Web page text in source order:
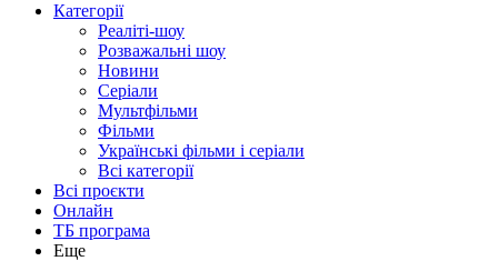
Категорії
Реаліті-шоу
Розважальні шоу
Новини
Серіали
Мультфільми
Фільми
Українські фільми і серіали
Всі категорії
Всі проєкти
Онлайн
ТБ програма
Еще